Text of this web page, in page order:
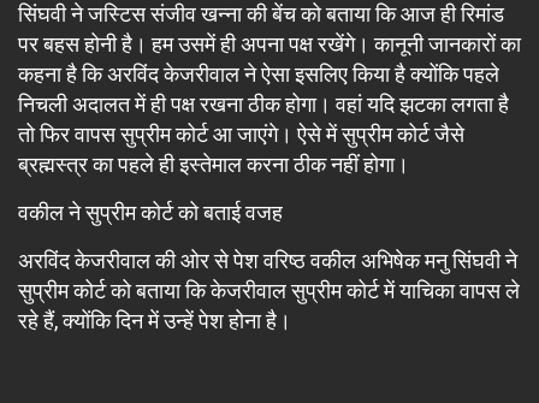
सिंघवी ने जस्टिस संजीव खन्ना की बेंच को बताया कि आज ही रिमांड
पर बहस होनी है। हम उसमें ही अपना पक्ष रखेंगे। कानूनी जानकारों का
कहना है कि अरविंद केजरीवाल ने ऐसा इसलिए किया है क्योंकि पहले
निचली अदालत में ही पक्ष रखना ठीक होगा। वहां यदि झटका लगता है
तो फिर वापस सुप्रीम कोर्ट आ जाएंगे। ऐसे में सुप्रीम कोर्ट जैसे
ब्रह्मस्त्र का पहले ही इस्तेमाल करना ठीक नहीं होगा।
वकील ने सुप्रीम कोर्ट को बताई वजह
अरविंद केजरीवाल की ओर से पेश वरिष्ठ वकील अभिषेक मनु सिंघवी ने
सुप्रीम कोर्ट को बताया कि केजरीवाल सुप्रीम कोर्ट में याचिका वापस ले
रहे हैं, क्योंकि दिन में उन्हें पेश होना है।